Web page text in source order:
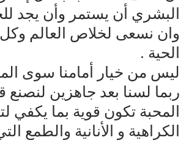
البشري أن يستمر وأن يجد
وان نسعى لخلاص العالم وكل
الحية .
ليس من خيار أمامنا سوى
ربما لسنا بعد جاهزين لنصنع
المحبة تكون قوية بما
الكراهية و الأنانية والطمع